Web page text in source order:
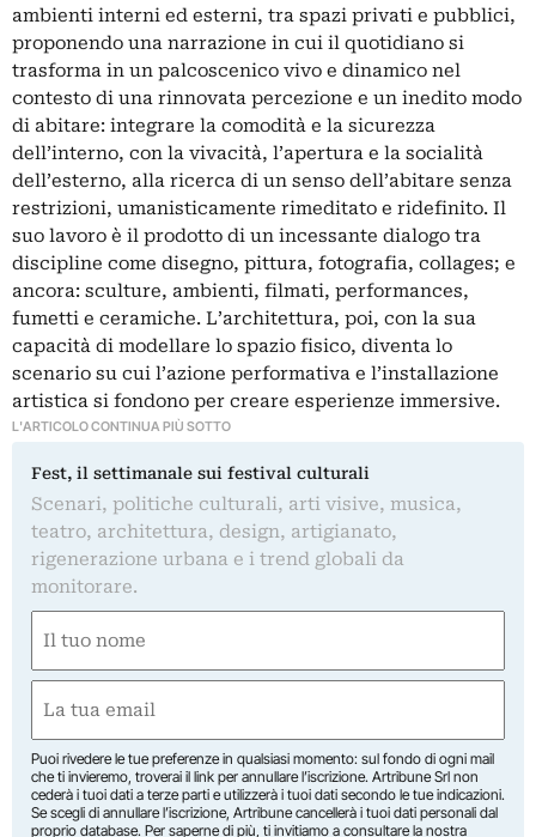
ambienti interni ed esterni, tra spazi privati e pubblici,
proponendo una narrazione in cui il quotidiano si
trasforma in un palcoscenico vivo e dinamico nel
contesto di una rinnovata percezione e un inedito modo
di abitare: integrare la comodità e la sicurezza
dell’interno, con la vivacità, l’apertura e la socialità
dell’esterno, alla ricerca di un senso dell’abitare senza
restrizioni, umanisticamente rimeditato e ridefinito. Il
suo lavoro è il prodotto di un incessante dialogo tra
discipline come disegno, pittura, fotografia, collages; e
ancora: sculture, ambienti, filmati, performances,
fumetti e ceramiche. L’architettura, poi, con la sua
capacità di modellare lo spazio fisico, diventa lo
scenario su cui l’azione performativa e l’installazione
artistica si fondono per creare esperienze immersive.
L'ARTICOLO CONTINUA PIÙ SOTTO
Fest, il settimanale sui festival culturali
Scenari, politiche culturali, arti visive, musica,
teatro, architettura, design, artigianato,
rigenerazione urbana e i trend globali da
monitorare.
(Required)
First
(Required)
Puoi rivedere le tue preferenze in qualsiasi momento: sul fondo di ogni mail
che ti invieremo, troverai il link per annullare l’iscrizione. Artribune Srl non
cederà i tuoi dati a terze parti e utilizzerà i tuoi dati secondo le tue indicazioni.
Se scegli di annullare l’iscrizione, Artribune cancellerà i tuoi dati personali dal
proprio database. Per saperne di più, ti invitiamo a consultare la nostra